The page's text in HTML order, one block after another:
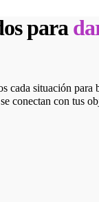
para
cada situación para
conectan con tus